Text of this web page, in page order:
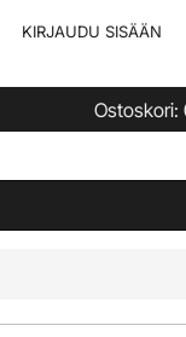
KIRJAUDU SISÄÄN
Ostoskori: